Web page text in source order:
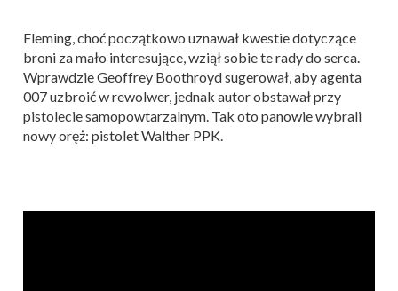
Fleming, choć początkowo uznawał kwestie dotyczące
broni za mało interesujące, wziął sobie te rady do serca.
Wprawdzie Geoffrey Boothroyd sugerował, aby agenta
007 uzbroić w rewolwer, jednak autor obstawał przy
pistolecie samopowtarzalnym. Tak oto panowie wybrali
nowy oręż: pistolet Walther PPK.